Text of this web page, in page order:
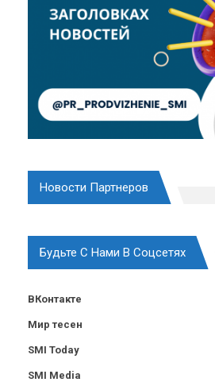
Новости Партнеров
Будьте С Нами В Соцсетях
ВКонтакте
Мир тесен
SMI Today
SMI Media